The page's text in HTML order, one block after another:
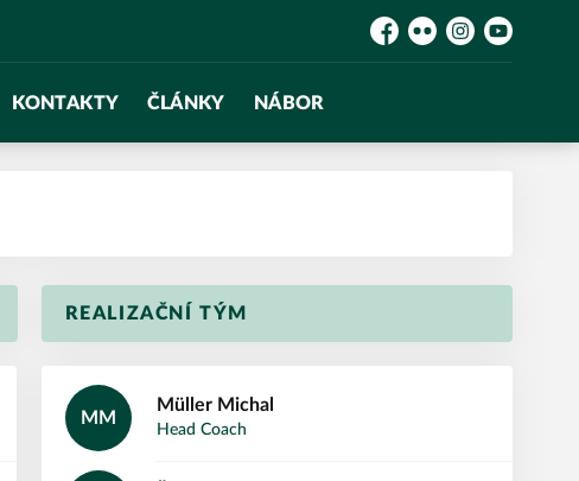
Facebook
FlickrInstagramYouTube
KONTAKTY ČLÁNKY NÁBOR
REALIZAČNÍ TÝM
MM
Michal
Müller
Head Coach